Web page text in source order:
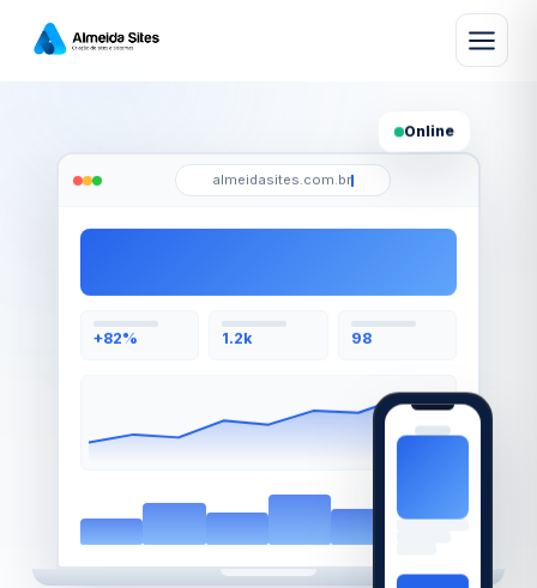
Online
almeidasites.com.br
+82% 1.2k 98